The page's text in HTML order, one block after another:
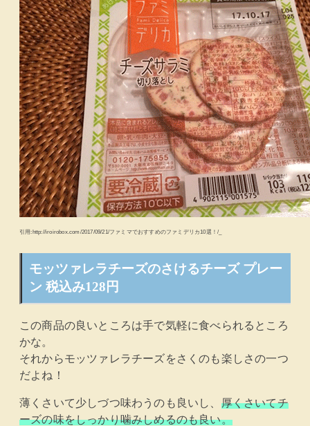
引用:http://iroirobox.com/2017/09/21/ファミマでおすすめのファミデリカ10選！/_
モッツァレラチーズのさけるチーズ プレー
ン 税込み128円
この商品の良いところは手で気軽に食べられるところ
かな。
それからモッツァレラチーズをさくのも楽しさの一つ
だよね！
薄くさいて少しづつ味わうのも良いし、 厚くさいてチ
ーズの味をしっかり噛みしめるのも良い。